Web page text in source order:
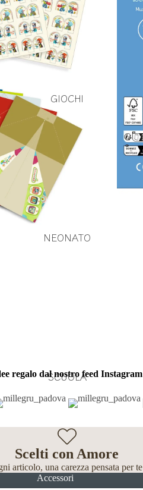
GIOCHI
NEONATO
SCUOLA
regalo dal nostro feed Instagram
Scelti con Amore
articolo, una carezza pensata per te
Accessori